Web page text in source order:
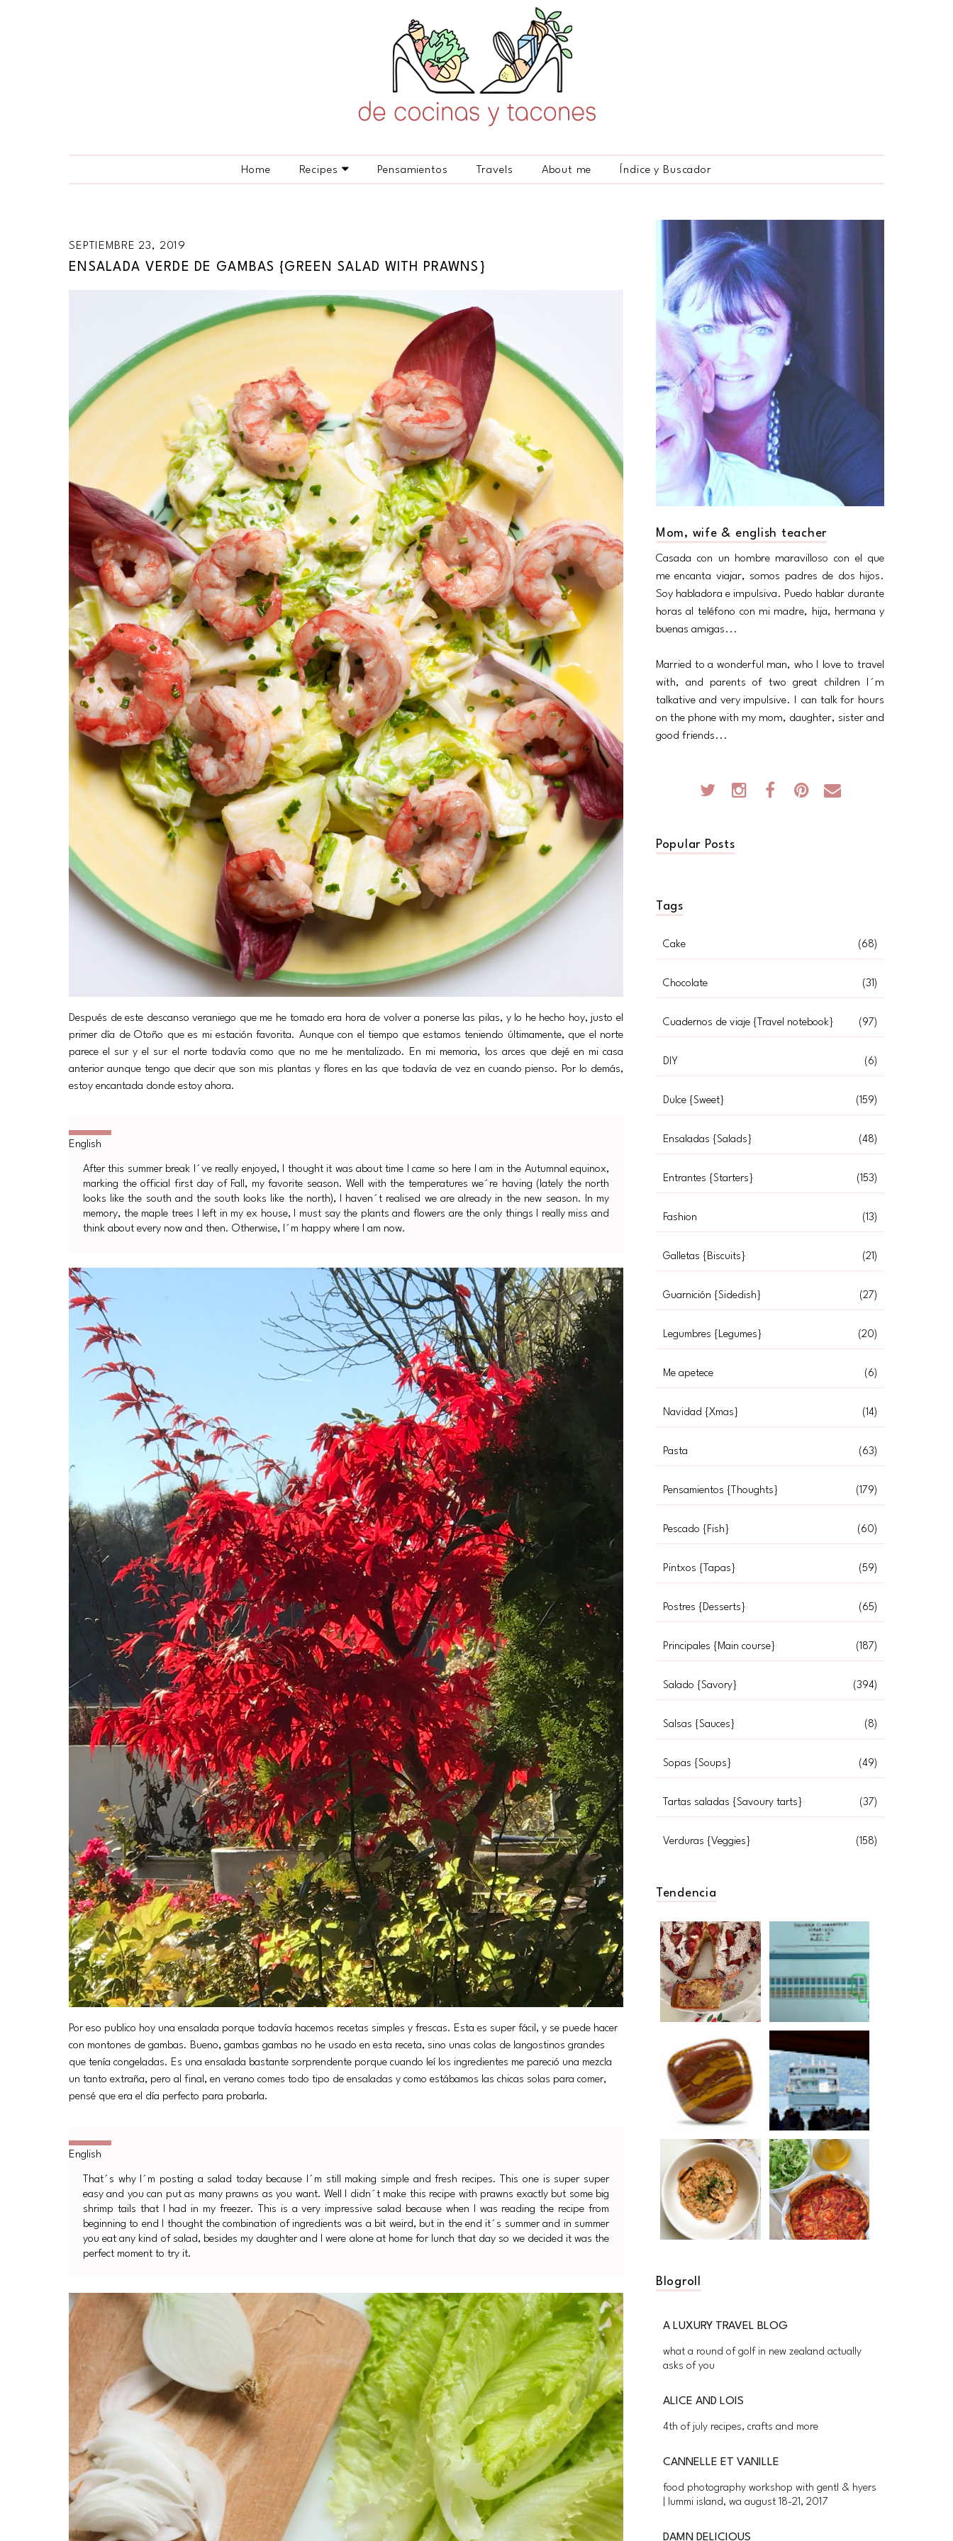
Home Recipes Pensamientos Travels About me Índice y Buscador
SEPTIEMBRE 23, 2019
ENSALADA VERDE DE GAMBAS {GREEN SALAD WITH PRAWNS}
Después de este descanso veraniego que me he tomado era hora de volver a ponerse las pilas, y lo he hecho hoy, justo el
primer día de Otoño que es mi estación favorita. Aunque con el tiempo que estamos teniendo últimamente, que el norte
parece el sur y el sur el norte todavía como que no me he mentalizado. En mi memoria, los arces que dejé en mi casa
anterior aunque tengo que decir que son mis plantas y flores en las que todavía de vez en cuando pienso. Por lo demás,
estoy encantada donde estoy ahora.
After this summer break I´ve really enjoyed, I thought it was about time I came so here I am in the Autumnal equinox,
marking the official first day of Fall, my favorite season. Well with the temperatures we´re having (lately the north
looks like the south and the south looks like the north), I haven´t realised we are already in the new season. In my
memory, the maple trees I left in my ex house, I must say the plants and flowers are the only things I really miss and
think about every now and then. Otherwise, I´m happy where I am now.
Por eso publico hoy una ensalada porque todavía hacemos recetas simples y frescas. Esta es super fácil, y se puede hacer
con montones de gambas. Bueno, gambas gambas no he usado en esta receta, sino unas colas de langostinos grandes
que tenía congeladas. Es una ensalada bastante sorprendente porque cuando leí los ingredientes me pareció una mezcla
un tanto extraña, pero al final, en verano comes todo tipo de ensaladas y como estábamos las chicas solas para comer,
pensé que era el día perfecto para probarla.
That´s why I´m posting a salad today because I´m still making simple and fresh recipes. This one is super super
easy and you can put as many prawns as you want. Well I didn´t make this recipe with prawns exactly but some big
shrimp tails that I had in my freezer. This is a very impressive salad because when I was reading the recipe from
beginning to end I thought the combination of ingredients was a bit weird, but in the end it´s summer and in summer
you eat any kind of salad, besides my daughter and I were alone at home for lunch that day so we decided it was the
perfect moment to try it.
Mom, wife & english teacher
Casada con un hombre maravilloso con el que
me encanta viajar, somos padres de dos hijos.
Soy habladora e impulsiva. Puedo hablar durante
horas al teléfono con mi madre, hija, hermana y
buenas amigas...
Married to a wonderful man, who I love to travel
with, and parents of two great children I´m
talkative and very impulsive. I can talk for hours
on the phone with my mom, daughter, sister and
good friends...
Popular Posts
Tags
Cake (68)
Chocolate (31)
Cuadernos de viaje {Travel notebook} (97)
DIY (6)
Dulce {Sweet} (159)
Ensaladas {Salads} (48)
Entrantes {Starters} (153)
Fashion (13)
Galletas {Biscuits} (21)
Guarnición {Sidedish} (27)
Legumbres {Legumes} (20)
Me apetece (6)
Navidad {Xmas} (14)
Pasta (63)
Pensamientos {Thoughts} (179)
Pescado {Fish} (60)
Pintxos {Tapas} (59)
Postres {Desserts} (65)
Principales {Main course} (187)
Salado {Savory} (394)
Salsas {Sauces} (8)
Sopas {Soups} (49)
Tartas saladas {Savoury tarts} (37)
Verduras {Veggies} (158)
Tendencia
Blogroll
A LUXURY TRAVEL BLOG
what a round of golf in new zealand actually
asks of you
ALICE AND LOIS
4th of july recipes, crafts and more
CANNELLE ET VANILLE
food photography workshop with gentl & hyers
| lummi island, wa august 18-21, 2017
DAMN DELICIOUS